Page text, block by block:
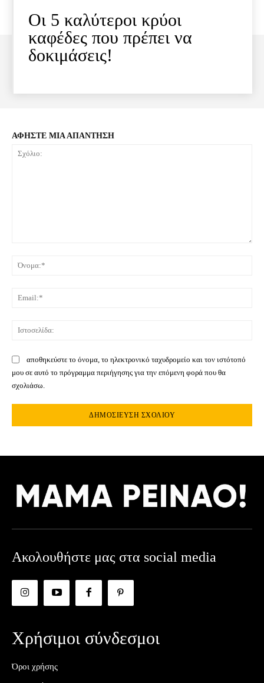
Οι 5 καλύτεροι κρύοι
καφέδες που πρέπει να
δοκιμάσεις!
ΑΦΗΣΤΕ ΜΙΑ ΑΠΑΝΤΗΣΗ
αποθηκεύστε το όνομα, το ηλεκτρονικό ταχυδρομείο και τον ιστότοπό
μου σε αυτό το πρόγραμμα περιήγησης για την επόμενη φορά που θα
σχολιάσω.
Ακολουθήστε μας στα social media
Χρήσιμοι σύνδεσμοι
Όροι χρήσης